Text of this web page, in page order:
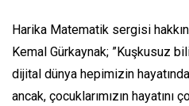
Harika Matematik sergisi
Kemal Gürkaynak; ”Kuşkusuz
dijital dünya hepimizin
ancak, çocuklarımızın